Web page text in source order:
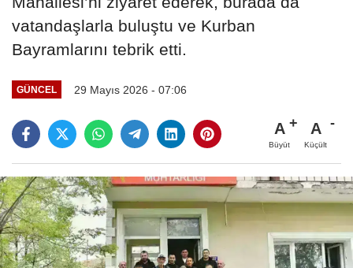
vatandaşlarla buluştu ve Kurban
Bayramlarını tebrik etti.
GÜNCEL 29 Mayıs 2026 - 07:06
A
Büyüt
A
Küçült